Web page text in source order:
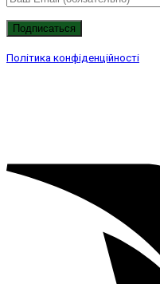
Політика конфіденційності